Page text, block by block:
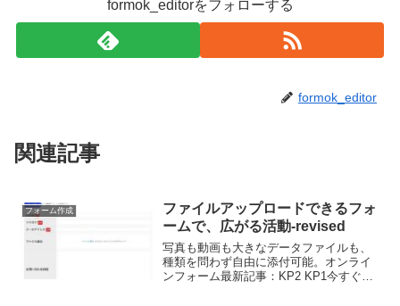
formok_editorをフォローする
formok_editor
関連記事
フォーム作成
ファイルアップロードできるフォ
ームで、広がる活動-revised
写真も動画も大きなデータファイルも、
種類を問わず自由に添付可能。オンライ
ンフォーム最新記事：KP2 KP1今すぐお